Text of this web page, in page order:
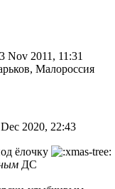
Nov 2011, 11:31
Малороссия
2020, 22:43
ёлочку
ДС